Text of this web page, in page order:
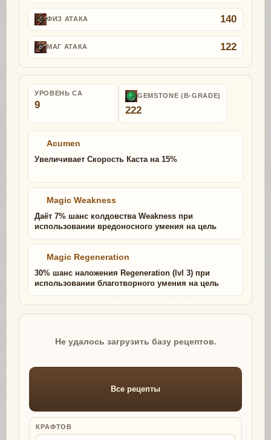
ФИЗ АТАКА 140
МАГ АТАКА 122
УРОВЕНЬ СА
9
GEMSTONE (B-GRADE)
222
Acumen
Увеличивает Скорость Каста на 15%
Magic Weakness
Даёт 7% шанс колдовства Weakness при
использовании вредоносного умения на цель
Magic Regeneration
30% шанс наложения Regeneration (lvl 3) при
использовании благотворного умения на цель
Не удалось загрузить базу рецептов.
Все рецепты
КРАФТОВ